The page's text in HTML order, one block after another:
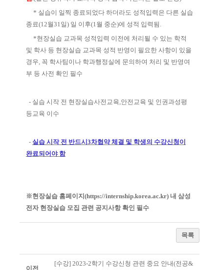
* 실습이 일찍 종료되었다 하더라도 성적입력은 다른 실습
종료(12월31일) 일 이후(1월 중순)에 성적 입력됨 .
*현장실습 교과목 성적입력 이전에 처리될 수 있는 학적
및 학사 등 현장실습 교과목 성적 반영이 필요한 사항이 있을
경우, 꼭 학사팀이나 학과행정실에 문의하여 처리 및 반영여
부 등 사전 확인 필수
- 실습 시작 전 현장실습사전교육,안전교육 및 인권과성평
등교육 이수
- 실습 시작 전 반드시 3차협약 체결 및 학생의 수강신청이
완료되어야 함
※현장실습 홈페이지(https://internship.korea.ac.kr) 내 삼성
전자 현장실습 모집 관련 공지사항 확인 필수
목록
이전
[수강] 2023-2학기 수강신청 관련 중요 안내(전공&